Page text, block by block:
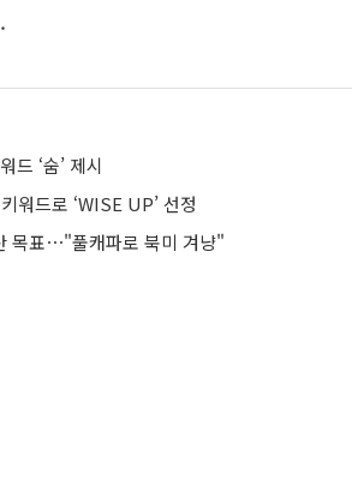
드 ‘숨’ 제시
워드로 ‘WISE UP’ 선정
목표⋯"풀캐파로 북미 겨냥"